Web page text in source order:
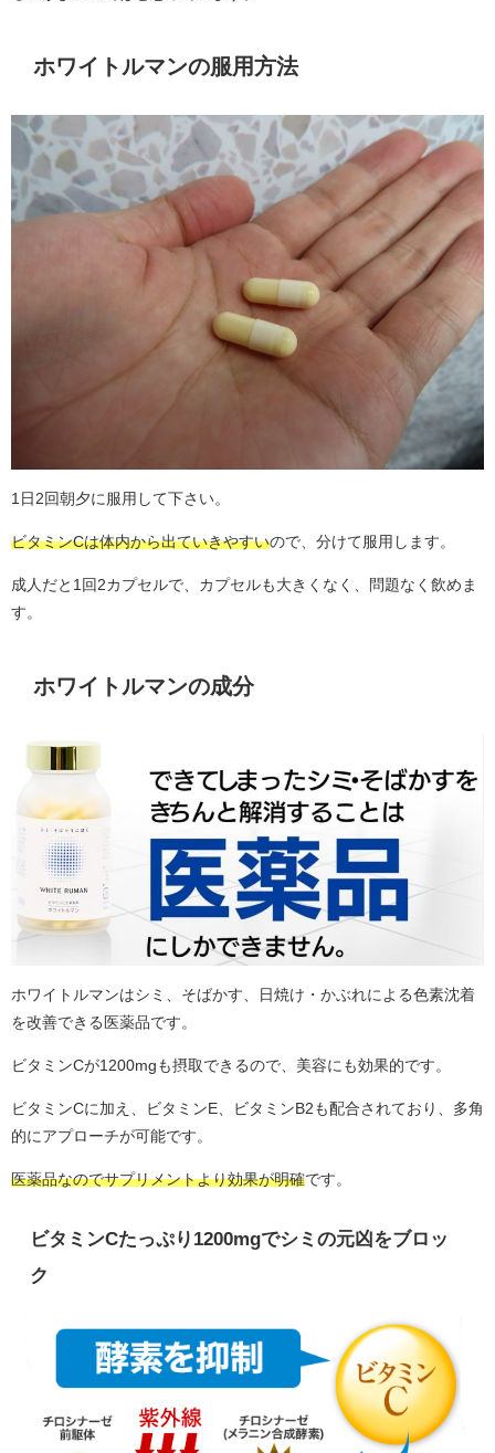
ホワイトルマンの服用方法
1日2回朝夕に服用して下さい。
ビタミンCは体内から出ていきやすいので、分けて服用します。
成人だと1回2カプセルで、カプセルも大きくなく、問題なく飲めま
す。
ホワイトルマンの成分
ホワイトルマンはシミ、そばかす、日焼け・かぶれによる色素沈着
を改善できる医薬品です。
ビタミンCが1200mgも摂取できるので、美容にも効果的です。
ビタミンCに加え、ビタミンE、ビタミンB2も配合されており、多角
的にアプローチが可能です。
医薬品なのでサプリメントより効果が明確です。
ビタミンCたっぷり1200mgでシミの元凶をブロッ
ク